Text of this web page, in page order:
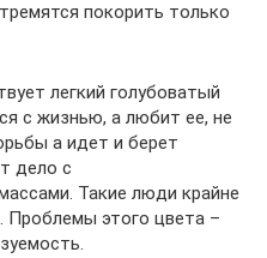
покорить только
легкий голубоватый
с жизнью, а любит ее, не
а идет и берет
дело с
Такие люди крайне
Проблемы этого цвета –